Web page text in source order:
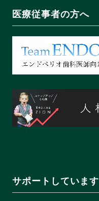
医療従事者の方へ
サポートしています